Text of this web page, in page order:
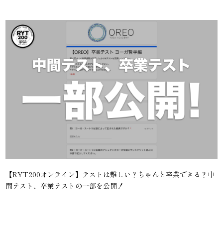
【RYT200オンライン】テストは難しい？ちゃんと卒業できる？中
間テスト、卒業テストの一部を公開！